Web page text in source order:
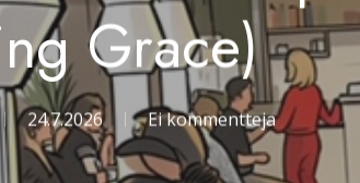
Grace)
24.7.2026 Ei kommentteja